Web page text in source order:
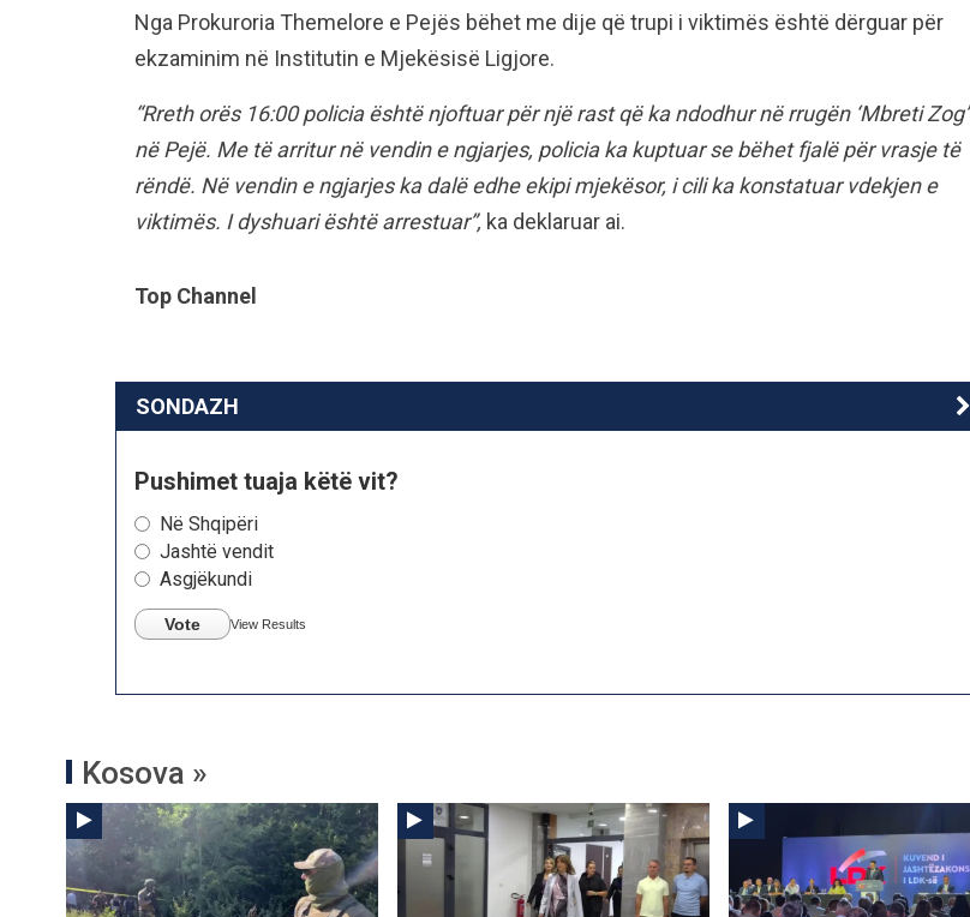
Nga Prokuroria Themelore e Pejës bëhet me dije që trupi i viktimës është dërguar për
ekzaminim në Institutin e Mjekësisë Ligjore.
“Rreth orës 16:00 policia është njoftuar për një rast që ka ndodhur në rrugën ‘Mbreti Zog’
në Pejë. Me të arritur në vendin e ngjarjes, policia ka kuptuar se bëhet fjalë për vrasje të
rëndë. Në vendin e ngjarjes ka dalë edhe ekipi mjekësor, i cili ka konstatuar vdekjen e
viktimës. I dyshuari është arrestuar”, ka deklaruar ai.
Top Channel
SONDAZH
Pushimet tuaja këtë vit?
Në Shqipëri
Jashtë vendit
Asgjëkundi
Vote View Results
Kosova »